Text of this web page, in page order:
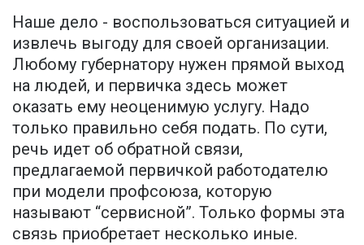
Наше дело - воспользоваться ситуацией и
извлечь выгоду для своей организации.
Любому губернатору нужен прямой выход
на людей, и первичка здесь может
оказать ему неоценимую услугу. Надо
только правильно себя подать. По сути,
речь идет об обратной связи,
предлагаемой первичкой работодателю
при модели профсоюза, которую
называют “сервисной”. Только формы эта
связь приобретает несколько иные.